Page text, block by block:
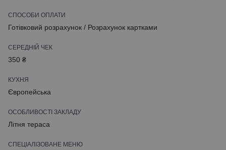
СПОСОБИ ОПЛАТИ
Готівковий розрахунок / Розрахунок картками
СЕРЕДНІЙ ЧЕК
350 ₴
КУХНЯ
Європейська
ОСОБЛИВОСТІ ЗАКЛАДУ
Літня тераса
СПЕЦІАЛІЗОВАНЕ МЕНЮ